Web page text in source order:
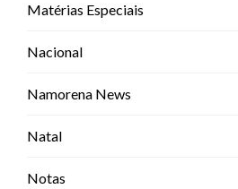
Matérias Especiais
Nacional
Namorena News
Natal
Notas